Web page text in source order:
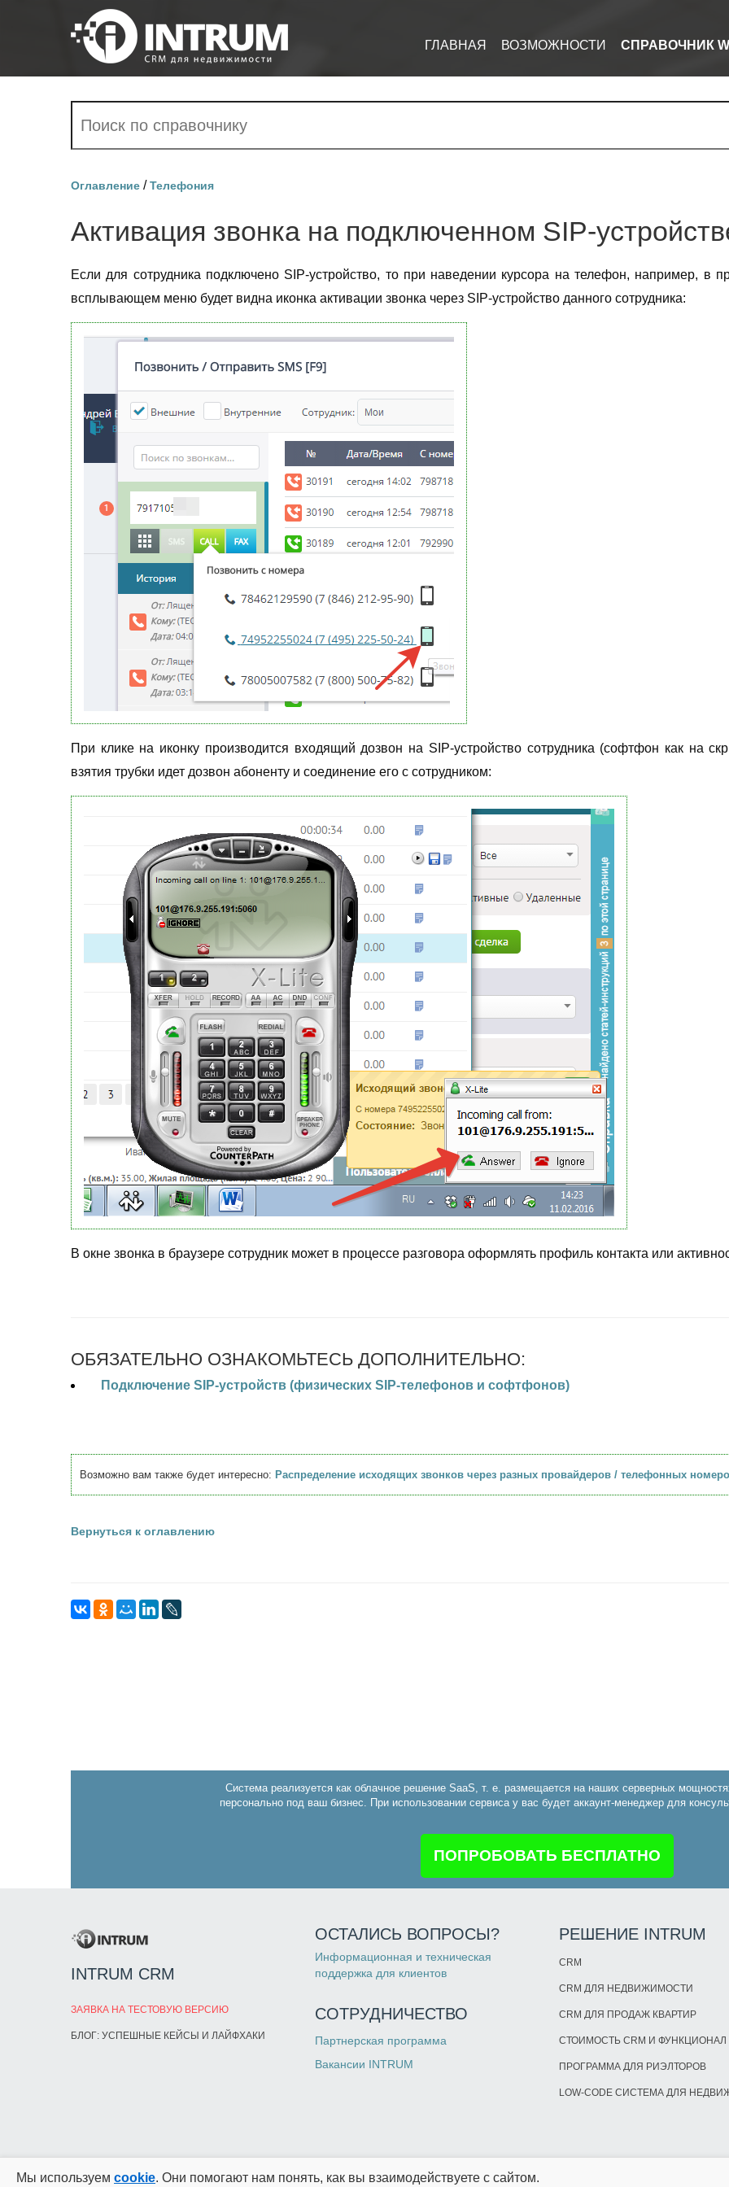
ГЛАВНАЯ ВОЗМОЖНОСТИ СПРАВОЧНИК
Оглавление /Телефония
Активация звонка на подключенном SIP-
Если для сотрудника подключено SIP-устройство, то при наведении курсора на телефон, например, в
всплывающем меню будет видна иконка активации звонка через SIP-устройство данного сотрудника:
При клике на иконку производится входящий дозвон на SIP-устройство сотрудника (софтфон как на
взятия трубки идет дозвон абоненту и соединение его с сотрудником:
В окне звонка в браузере сотрудник может в процессе разговора оформлять профиль контакта или
ОБЯЗАТЕЛЬНО ОЗНАКОМЬТЕСЬ ДОПОЛНИТЕЛЬНО:
Подключение SIP-устройств (физических SIP-телефонов и софтфонов)
Возможно вам также будет интересно: Распределение исходящих звонков через разных провайдеров / телефонных
Вернуться к оглавлению
Система реализуется как облачное решение SaaS, т. е. размещается на наших серверных
персонально под ваш бизнес. При использовании сервиса у вас будет аккаунт-менеджер для
ПОПРОБОВАТЬ БЕСПЛАТНО
INTRUM CRM
ЗАЯВКА НА ТЕСТОВУЮ ВЕРСИЮ
БЛОГ: УСПЕШНЫЕ КЕЙСЫ И ЛАЙФХАКИ
ОСТАЛИСЬ ВОПРОСЫ?
Информационная и техническая
поддержка для клиентов
СОТРУДНИЧЕСТВО
Партнерская программа
Вакансии INTRUM
РЕШЕНИЕ INTRUM
CRM
CRM ДЛЯ НЕДВИЖИМОСТИ
CRM ДЛЯ ПРОДАЖ КВАРТИР
СТОИМОСТЬ CRM И ФУНКЦИОНАЛ
ПРОГРАММА ДЛЯ РИЭЛТОРОВ
LOW-CODE СИСТЕМА ДЛЯ
© 2013-2026 INTRUM CRM
Мы используем cookie. Они помогают нам понять, как вы взаимодействуете с сайтом.